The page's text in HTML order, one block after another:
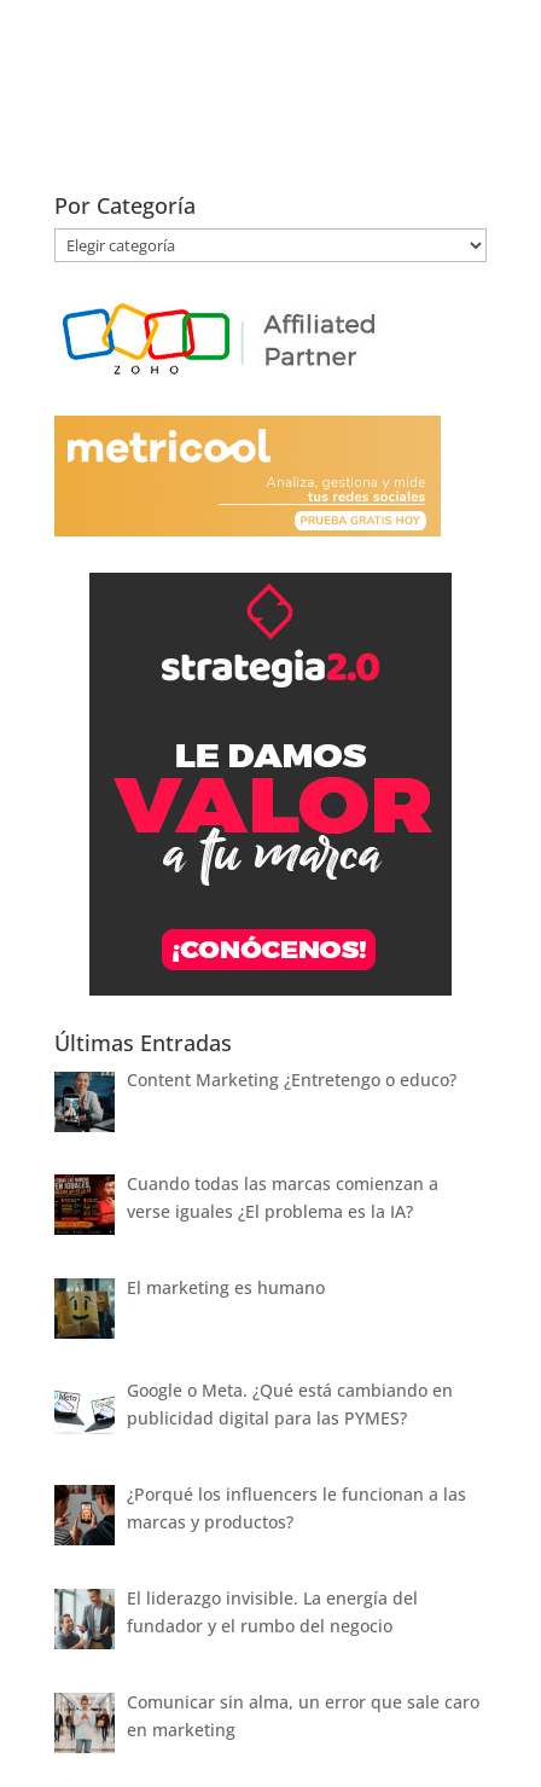
Por Categoría
Por
Categoría
Últimas Entradas
Content Marketing ¿Entretengo o educo?
Cuando todas las marcas comienzan a
verse iguales ¿El problema es la IA?
El marketing es humano
Google o Meta. ¿Qué está cambiando en
publicidad digital para las PYMES?
¿Porqué los influencers le funcionan a las
marcas y productos?
El liderazgo invisible. La energía del
fundador y el rumbo del negocio
Comunicar sin alma, un error que sale caro
en marketing